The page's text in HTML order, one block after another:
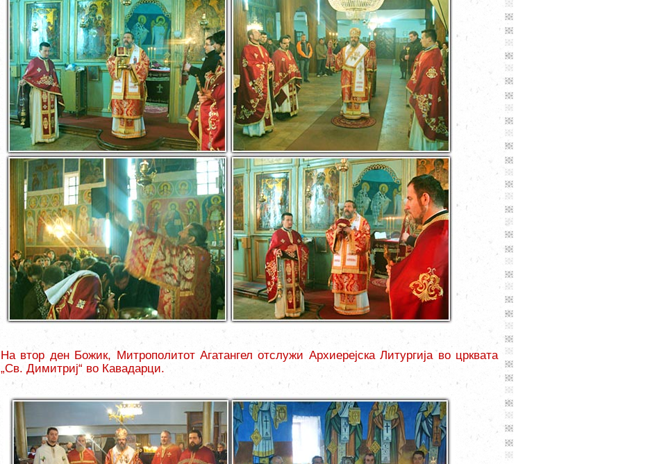
На втор ден Божик, Митрополитот Агатангел отслужи Архиерејска Литургија во црквата
„Св. Димитриј“ во Кавадарци.